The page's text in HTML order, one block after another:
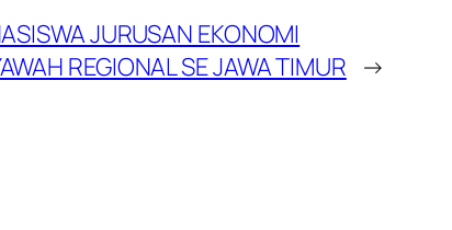
JURUSAN EKONOMI
REGIONAL SE JAWA TIMUR →